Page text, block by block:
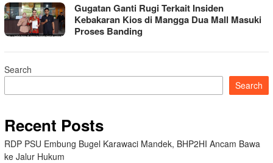
Gugatan Ganti Rugi Terkait Insiden
Kebakaran Kios di Mangga Dua Mall Masuki
Proses Banding
Search
Search
Recent Posts
RDP PSU Embung Bugel Karawaci Mandek, BHP2HI Ancam Bawa
ke Jalur Hukum